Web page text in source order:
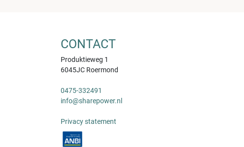
CONTACT
Produktieweg 1
6045JC Roermond
0475-332491
info@sharepower.nl
Privacy statement